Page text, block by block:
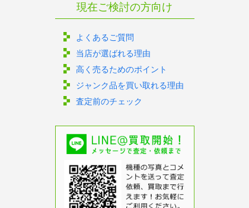
現在ご検討の方向け
よくあるご質問
当店が選ばれる理由
高く売るためのポイント
ジャンク品を買い取れる理由
査定前のチェック